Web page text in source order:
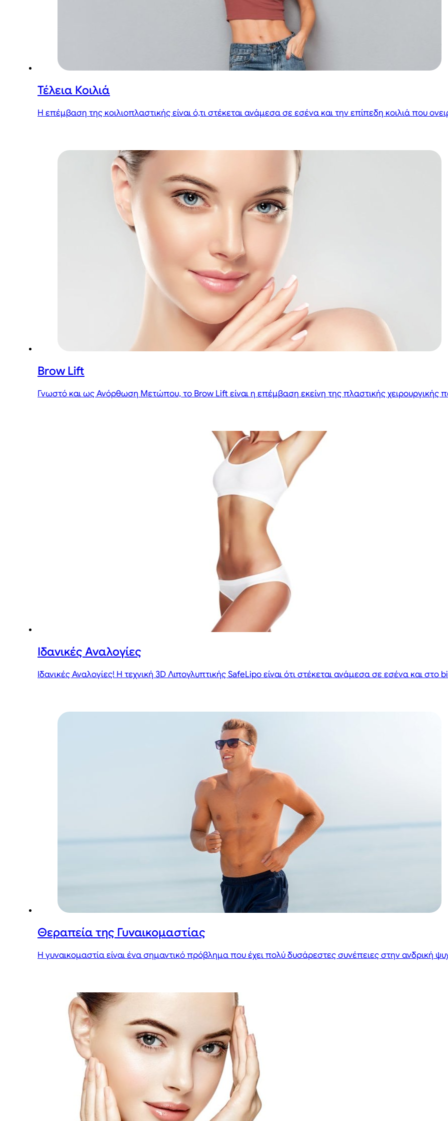
Τέλεια Κοιλιά
Η επέμβαση της κοιλιοπλαστικής είναι ό,τι στέκεται ανάμεσα σε εσένα και την επίπεδη κοιλιά που
Brow Lift
Γνωστό και ως Ανόρθωση Μετώπου, το Brow Lift είναι η επέμβαση εκείνη της πλαστικής χειρουργικής
Ιδανικές Αναλογίες
Ιδανικές Αναλογίες! Η τεχνική 3D Λιπογλυπτικής SafeLipo είναι ότι στέκεται ανάμεσα σε εσένα και
Θεραπεία της Γυναικομαστίας
Η γυναικομαστία είναι ένα σημαντικό πρόβλημα που έχει πολύ δυσάρεστες συνέπειες στην ανδρική